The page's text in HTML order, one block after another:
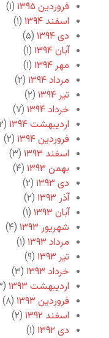
فروردین ۱۳۹۵
(۱)
اسفند ۱۳۹۴
(۱)
دی ۱۳۹۴
(۵)
آبان ۱۳۹۴
(۱)
مهر ۱۳۹۴
(۱)
مرداد ۱۳۹۴
(۲)
تیر ۱۳۹۴
(۲)
خرداد ۱۳۹۴
(۷)
اردیبهشت ۱۳۹۴
(۲)
فروردین ۱۳۹۴
(۲)
اسفند ۱۳۹۳
(۳)
بهمن ۱۳۹۳
(۴)
دی ۱۳۹۳
(۲)
آذر ۱۳۹۳
(۲)
آبان ۱۳۹۳
(۱)
شهریور ۱۳۹۳
(۴)
مرداد ۱۳۹۳
(۱)
تیر ۱۳۹۳
(۹)
خرداد ۱۳۹۳
(۳)
اردیبهشت ۱۳۹۳
(۳)
فروردین ۱۳۹۳
(۸)
اسفند ۱۳۹۲
(۲)
دی ۱۳۹۲
(۱)